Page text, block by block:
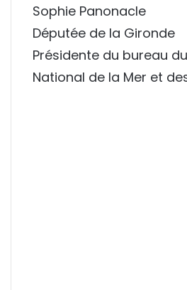
Sophie Panonacle
Députée de la Gironde
Présidente du bureau
National de la Mer et